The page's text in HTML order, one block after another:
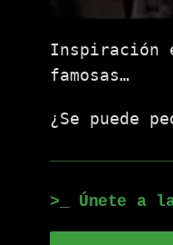
Inspiración
famosas…
¿Se puede
>_ Únete a